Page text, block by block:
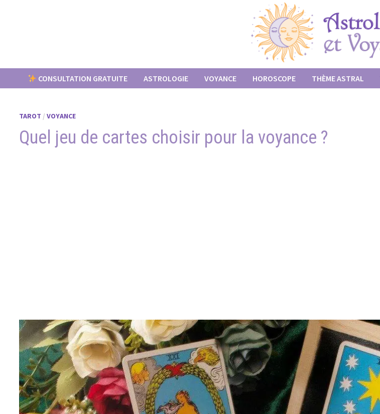
CONSULTATION GRATUITE ASTROLOGIE VOYANCE HOROSCOPE THÈME ASTRAL
TAROT /VOYANCE
Quel jeu de cartes choisir pour la voyance ?